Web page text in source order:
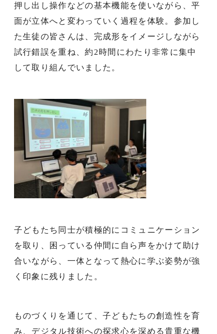
押し出し操作などの基本機能を使いながら、平
面が立体へと変わっていく過程を体験。参加し
た生徒の皆さんは、完成形をイメージしながら
試行錯誤を重ね、約2時間にわたり非常に集中
して取り組んでいました。
子どもたち同士が積極的にコミュニケーション
を取り、困っている仲間に自ら声をかけて助け
合いながら、一体となって熱心に学ぶ姿勢が強
く印象に残りました。
ものづくりを通じて、子どもたちの創造性を育
み、デジタル技術への探求心を深める貴重な機